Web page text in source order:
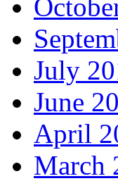
July
June
April
March